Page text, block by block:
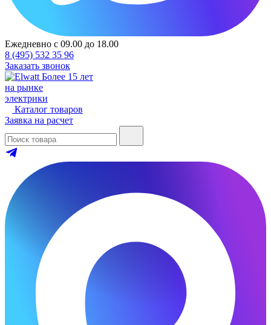
Ежедневно с 09.00 до 18.00
8 (495) 532 35 96
Заказать звонок
Более 15 лет
на рынке
электрики
Каталог товаров
Заявка на расчет